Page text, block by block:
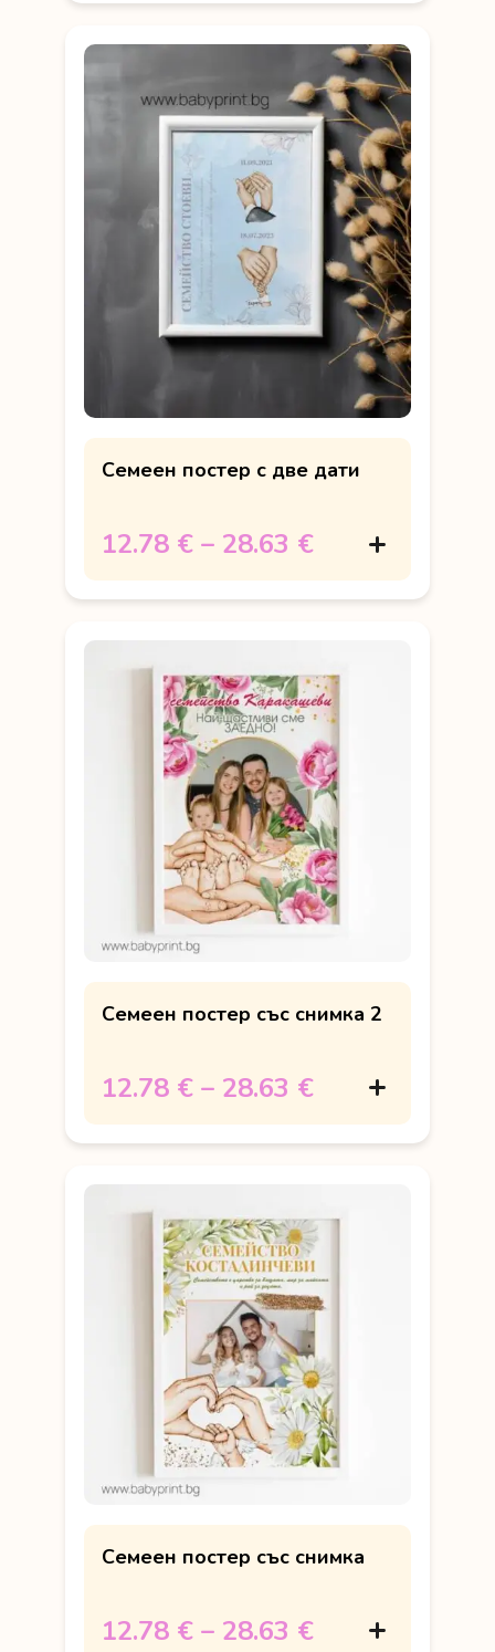
Семеен постер с две дати
12.78 € – 28.63 €
Семеен постер със снимка 2
12.78 € – 28.63 €
Семеен постер със снимка
12.78 € – 28.63 €